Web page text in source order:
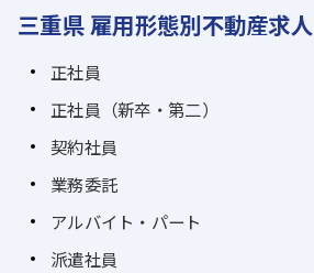
三重県 雇用形態別不動産求人
正社員
正社員（新卒・第二）
契約社員
業務委託
アルバイト・パート
派遣社員